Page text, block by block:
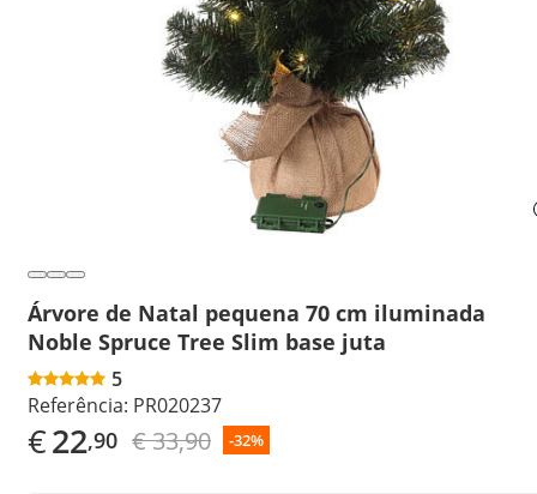
Árvore de Natal pequena 70 cm iluminada
Noble Spruce Tree Slim base juta
5
Referência: PR020237
€22,90 € 33,90 -32%